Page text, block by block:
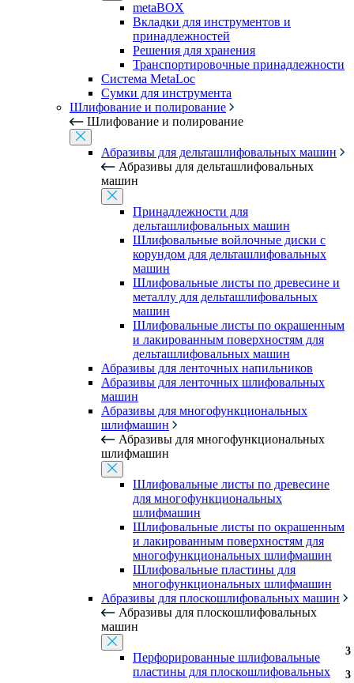
metaBOX
Вкладки для инструментов и
принадлежностей
Решения для хранения
Транспортировочные принадлежности
Система MetaLoc
Сумки для инструмента
Шлифование и полирование
Шлифование и полирование
Абразивы для дельташлифовальных машин
Абразивы для дельташлифовальных
машин
Принадлежности для
дельташлифовальных машин
Шлифовальные войлочные диски с
корундом для дельташлифовальных
машин
Шлифовальные листы по древесине и
металлу для дельташлифовальных
машин
Шлифовальные листы по окрашенным
и лакированным поверхностям для
дельташлифовальных машин
Абразивы для ленточных напильников
Абразивы для ленточных шлифовальных
машин
Абразивы для многофункциональных
шлифмашин
Абразивы для многофункциональных
шлифмашин
Шлифовальные листы по древесине
для многофункциональных
шлифмашин
Шлифовальные листы по окрашенным
и лакированным поверхностям для
многофункциональных шлифмашин
Шлифовальные пластины для
многофункциональных шлифмашин
Абразивы для плоскошлифовальных машин
Абразивы для плоскошлифовальных
машин
Перфорированные шлифовальные
пластины для плоскошлифовальных
3
3
3
3
3
3
3
3
3
3
3
3
3
3
3
3
3
3
3
3
3
3
3
3
3
3